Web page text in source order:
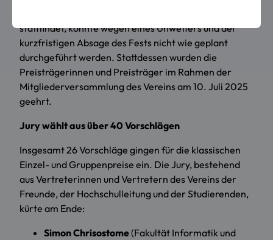
stattfindet, konnte wegen eines Unwetters und der
kurzfristigen Absage des Fests nicht wie geplant
durchgeführt werden. Stattdessen wurden die
Preisträgerinnen und Preisträger im Rahmen der
Mitgliederversammlung des Vereins am 10. Juli 2025
geehrt.
Jury wählt aus über 40 Vorschlägen
Insgesamt 26 Vorschläge gingen für die klassischen
Einzel- und Gruppenpreise ein. Die Jury, bestehend
aus Vertreterinnen und Vertretern des Vereins der
Freunde, der Hochschulleitung und der Studierenden,
kürte am Ende:
Simon Chrisostome(Fakultät Informatik und